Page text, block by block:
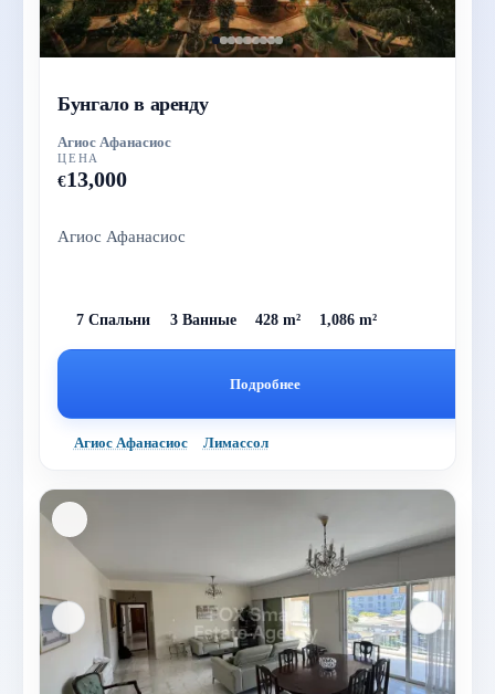
Бунгало в аренду
Агиос Афанасиос
ЦЕНА
€13,000
Агиос Афанасиос
7 Спальни 3 Ванные 428 m² 1,086 m²
Подробнее
Агиос Афанасиос Лимассол